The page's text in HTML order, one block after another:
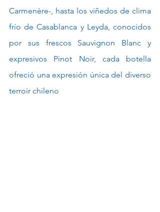
Carmenère-, hasta los viñedos de clima
frío de Casablanca y Leyda, conocidos
por sus frescos Sauvignon Blanc y
expresivos Pinot Noir, cada botella
ofreció una expresión única del diverso
terroir chileno